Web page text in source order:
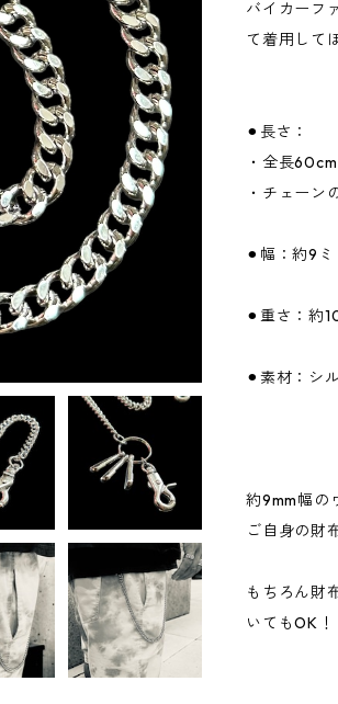
バイカーフ
て着用して
⚫︎長さ：
・全長60cm
・チェーン
⚫︎幅：約9
⚫︎重さ：約
⚫︎素材：シ
約9mm幅の
ご自身の財
もちろん財
いてもOK